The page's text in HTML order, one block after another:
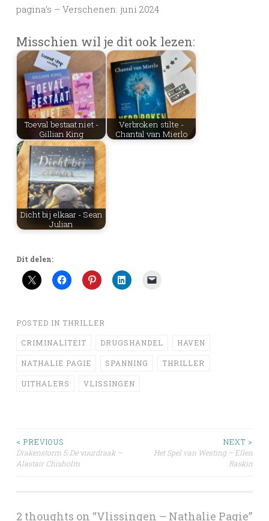
pagina’s – Verschenen: juni 2024
Misschien wil je dit ook lezen:
Toeval bestaat niet -
Gillian King
Verbroken stilte -
Chantal van Mierlo
Dicht bij elkaar - Sean
Julian
Dit delen:
POSTED IN THRILLER
CRIMINALITEIT DRUGSHANDEL HAVEN
NATHALIE PAGIE SPANNING THRILLER
UITHALERS VLISSINGEN
Post
navigation
< PREVIOUS
Drakenstorm 5: De vuurdraak –
Alastair Chisholm
NEXT >
Het Spel van Westing – Ellen
Raskin
2 thoughts on “Vlissingen – Nathalie Pagie”